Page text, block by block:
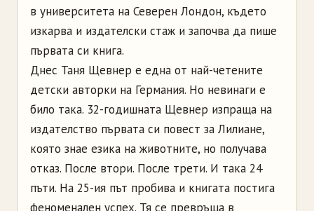
в университета на Северен Лондон, където
изкарва и издателски стаж и започва да пише
първата си книга.
Днес Таня Щевнер е една от най-четените
детски авторки на Германия. Но невинаги е
било така. 32-годишната Щевнер изпраща на
издателство първата си повест за Лилиане,
която знае езика на животните, но получава
отказ. После втори. После трети. И така 24
пъти. На 25-ия път пробива и книгата постига
феноменален успех. Тя се превръща в